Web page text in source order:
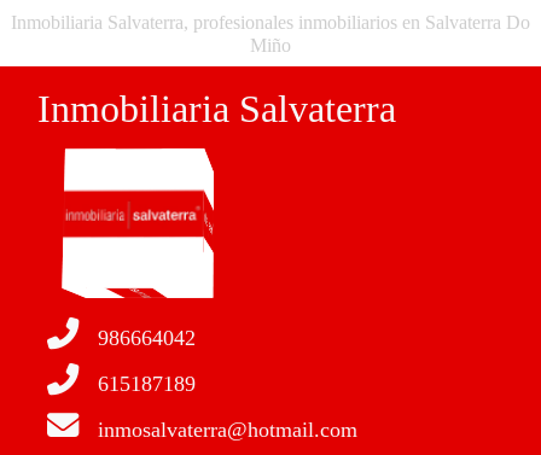
Inmobiliaria Salvaterra, profesionales inmobiliarios en Salvaterra Do
Miño
Inmobiliaria Salvaterra
986664042
615187189
inmosalvaterra@hotmail.com